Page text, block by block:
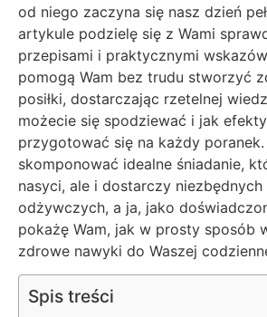
od niego zaczyna się nasz dzień
artykule podzielę się z Wami
przepisami i praktycznymi
pomogą Wam bez trudu stworzyć
posiłki, dostarczając rzetelnej
możecie się spodziewać i jak
przygotować się na każdy
skomponować idealne śniadanie,
nasyci, ale i dostarczy niezbędnych
odżywczych, a ja, jako
pokażę Wam, jak w prosty sposób
zdrowe nawyki do Waszej
Spis treści